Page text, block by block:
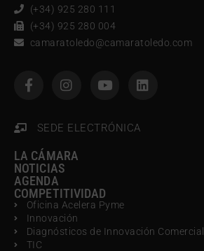
(+34) 925 280 111
(+34) 925 280 004
camaratoledo@camaratoledo.com
SEDE ELECTRÓNICA
LA CÁMARA
NOTICIAS
AGENDA
COMPETITIVIDAD
Oficina Acelera Pyme
Innovación
Diagnósticos de Innovación Comercial
TIC